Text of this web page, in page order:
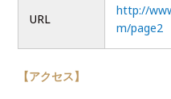
URL
http://
m/page2
【アクセス】